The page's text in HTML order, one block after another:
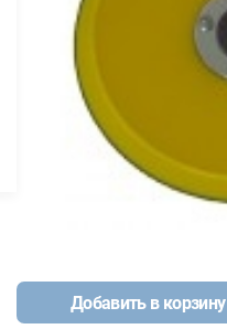
Добавить в корзину